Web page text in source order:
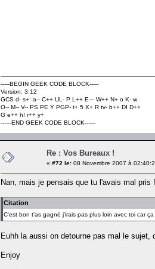
-----BEGIN GEEK CODE BLOCK-----
Version: 3.12
GCS d- s+: a-- C++ UL- P L++ E--- W++ N+ o K- w
O-- M-- V-- PS PE Y PGP- t+ 5 X+ R tv- b++ DI D++
G e++ h! r++ y+
------END GEEK CODE BLOCK------
Re : Vos Bureaux !
« #72 le: 08 Novembre 2007 à
Nan, mais je pensais que tu l'avais mal pris !
Citation
C'est bon t'as gagné j'irais pas plus loin avec toi car
Euhh la aussi on detourne pas mal le sujet,
Enjoy